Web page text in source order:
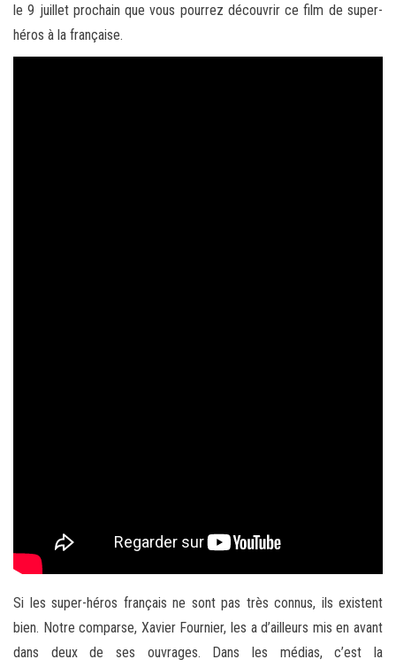
le 9 juillet prochain que vous pourrez découvrir ce film de super-
héros à la française.
Si les super-héros français ne sont pas très connus, ils existent
bien. Notre comparse, Xavier Fournier, les a d’ailleurs mis en avant
dans deux de ses ouvrages. Dans les médias, c’est la